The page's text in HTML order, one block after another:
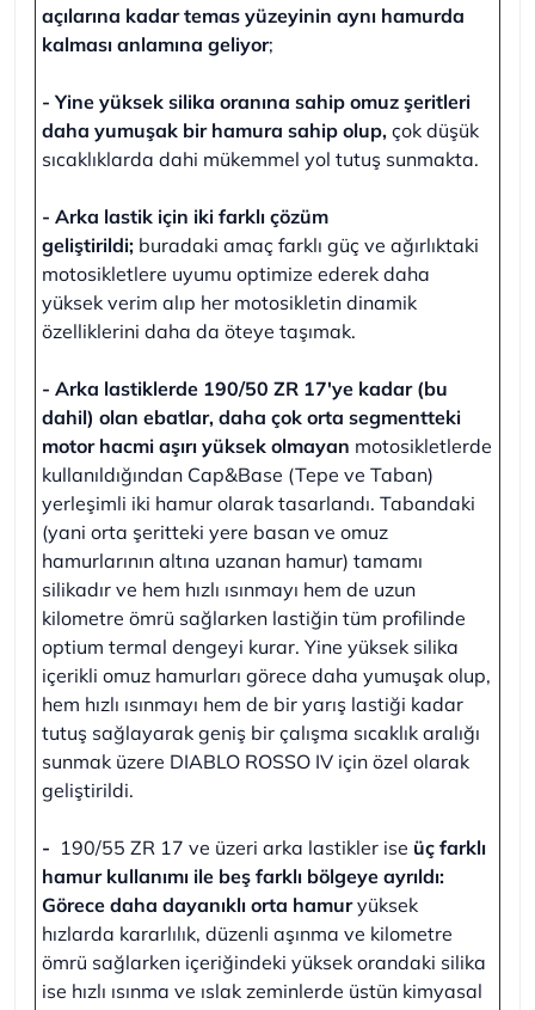
açılarına kadar temas yüzeyinin aynı hamurda
kalması anlamına geliyor;
- Yine yüksek silika oranına sahip omuz şeritleri
daha yumuşak bir hamura sahip olup, çok düşük
sıcaklıklarda dahi mükemmel yol tutuş sunmakta.
- Arka lastik için iki farklı çözüm
geliştirildi; buradaki amaç farklı güç ve ağırlıktaki
motosikletlere uyumu optimize ederek daha
yüksek verim alıp her motosikletin dinamik
özelliklerini daha da öteye taşımak.
- Arka lastiklerde 190/50 ZR 17'ye kadar (bu
dahil) olan ebatlar, daha çok orta segmentteki
motor hacmi aşırı yüksek olmayan motosikletlerde
kullanıldığından Cap&Base (Tepe ve Taban)
yerleşimli iki hamur olarak tasarlandı. Tabandaki
(yani orta şeritteki yere basan ve omuz
hamurlarının altına uzanan hamur) tamamı
silikadır ve hem hızlı ısınmayı hem de uzun
kilometre ömrü sağlarken lastiğin tüm profilinde
optium termal dengeyi kurar. Yine yüksek silika
içerikli omuz hamurları görece daha yumuşak olup,
hem hızlı ısınmayı hem de bir yarış lastiği kadar
tutuş sağlayarak geniş bir çalışma sıcaklık aralığı
sunmak üzere DIABLO ROSSO IV için özel olarak
geliştirildi.
- 190/55 ZR 17 ve üzeri arka lastikler ise üç farklı
hamur kullanımı ile beş farklı bölgeye ayrıldı:
Görece daha dayanıklı orta hamuryüksek
hızlarda kararlılık, düzenli aşınma ve kilometre
ömrü sağlarken içeriğindeki yüksek orandaki silika
ise hızlı ısınma ve ıslak zeminlerde üstün kimyasal